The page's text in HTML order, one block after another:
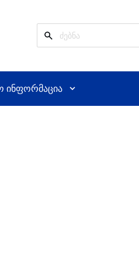
ინფორმაცია